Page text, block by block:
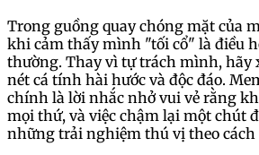
Trong guồng quay chóng mặt của
khi cảm thấy mình "tối cổ" là điều
thường. Thay vì tự trách mình, hãy
nét cá tính hài hước và độc đáo.
chính là lời nhắc nhở vui vẻ rằng
mọi thứ, và việc chậm lại một chút
những trải nghiệm thú vị theo cách